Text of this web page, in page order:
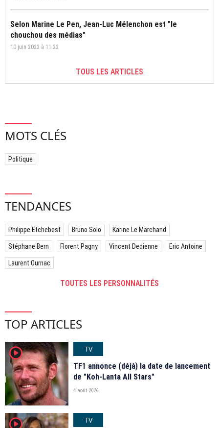
Selon Marine Le Pen, Jean-Luc Mélenchon est "le
chouchou des médias"
10 juin 2022 à 11:22
TOUS LES ARTICLES
MOTS CLÉS
Politique
TENDANCES
Philippe Etchebest Bruno Solo Karine Le Marchand
Stéphane Bern Florent Pagny Vincent Dedienne Eric Antoine
Laurent Ournac
TOUTES LES PERSONNALITÉS
TOP ARTICLES
player2
TV
TF1 annonce (déjà) la date de lancement
de "Koh-Lanta All Stars"
4 août 2026
player2
TV